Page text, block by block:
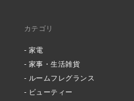
カテゴリ
家電
家事・生活雑貨
ルームフレグランス
ビューティー